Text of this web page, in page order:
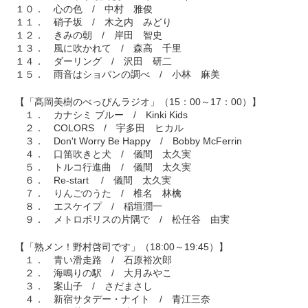
１０． 心の色 / 中村 雅俊
１１． 硝子坂 / 木之内 みどり
１２． きみの朝 / 岸田 智史
１３． 風に吹かれて / 森高 千里
１４． ダーリング / 沢田 研二
１５． 雨音はショパンの調べ / 小林 麻美
【「髙岡美樹のべっぴんラジオ」（15：00～17：00）】
１． カナシミ ブルー / Kinki Kids
２． COLORS / 宇多田 ヒカル
３． Don't Worry Be Happy / Bobby McFerrin
４． 口笛吹きと犬 / 儀間 太久実
５． トルコ行進曲 / 儀間 太久実
６． Re-start / 儀間 太久実
７． りんごのうた / 椎名 林檎
８． エスケイプ / 稲垣潤一
９． メトロポリスの片隅で / 松任谷 由実
【「熟メン！野村啓司です」（18:00～19:45）】
１． 青い滑走路 / 石原裕次郎
２． 海鳴りの駅 / 大月みやこ
３． 案山子 / さだまさし
４． 新宿サタデー・ナイト / 青江三奈